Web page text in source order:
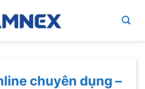
chuyên dụng –